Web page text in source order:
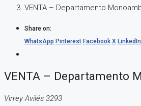
VENTA – Departamento
Share on:
WhatsApp Pinterest Facebook X LinkedIn
VENTA – Departamento
Virrey Avilés 3293